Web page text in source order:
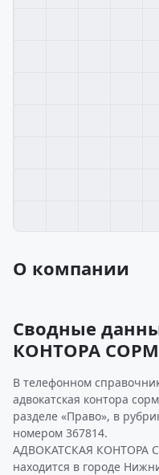
О компании
Сводные
КОНТОРА
В телефонном
адвокатская контора
разделе «Право», в
номером 367814.
АДВОКАТСКАЯ КОНТОРА
находится в городе